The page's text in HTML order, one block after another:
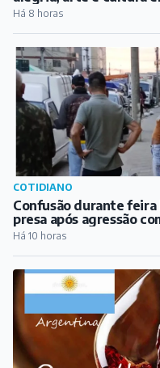
Há 8 horas
COTIDIANO
Confusão durante
presa após agressão
Barbacena
Há 10 horas